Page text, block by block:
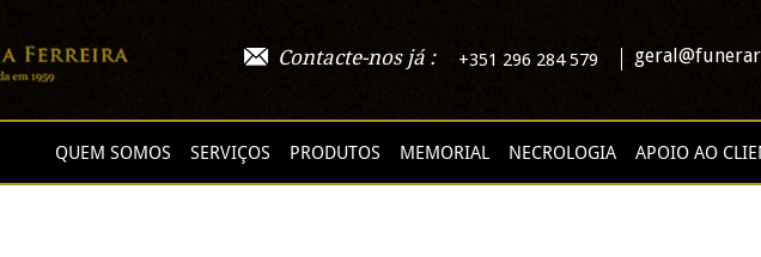
Contacte-nos já : +351 296 284 579
QUEM SOMOS SERVIÇOS PRODUTOS MEMORIAL NECROLOGIA APOIO AO